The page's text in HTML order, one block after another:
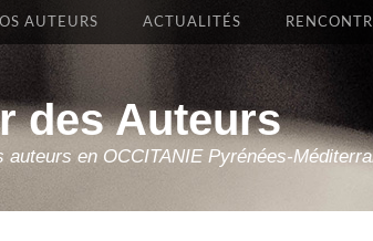
des Auteurs
auteurs en OCCITANIE Pyrénées-
AUTEURS ACTUALITÉS